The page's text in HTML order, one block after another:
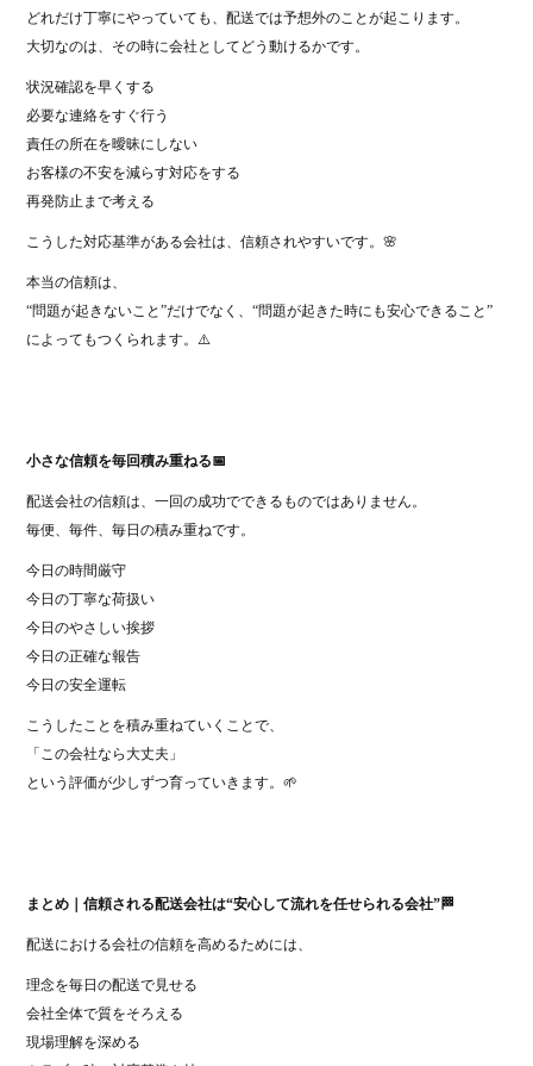
どれだけ丁寧にやっていても、配送では予想外のことが起こります。
大切なのは、その時に会社としてどう動けるかです。
状況確認を早くする
必要な連絡をすぐ行う
責任の所在を曖昧にしない
お客様の不安を減らす対応をする
再発防止まで考える
こうした対応基準がある会社は、信頼されやすいです。🌸
本当の信頼は、
“問題が起きないこと”だけでなく、“問題が起きた時にも安心できること”
によってもつくられます。⚠️
小さな信頼を毎回積み重ねる📅
配送会社の信頼は、一回の成功でできるものではありません。
毎便、毎件、毎日の積み重ねです。
今日の時間厳守
今日の丁寧な荷扱い
今日のやさしい挨拶
今日の正確な報告
今日の安全運転
こうしたことを積み重ねていくことで、
「この会社なら大丈夫」
という評価が少しずつ育っていきます。🌱
まとめ｜信頼される配送会社は“安心して流れを任せられる会社”🏁
配送における会社の信頼を高めるためには、
理念を毎日の配送で見せる
会社全体で質をそろえる
現場理解を深める